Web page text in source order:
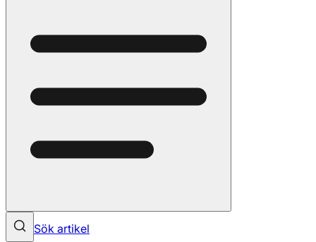
Sök artikel